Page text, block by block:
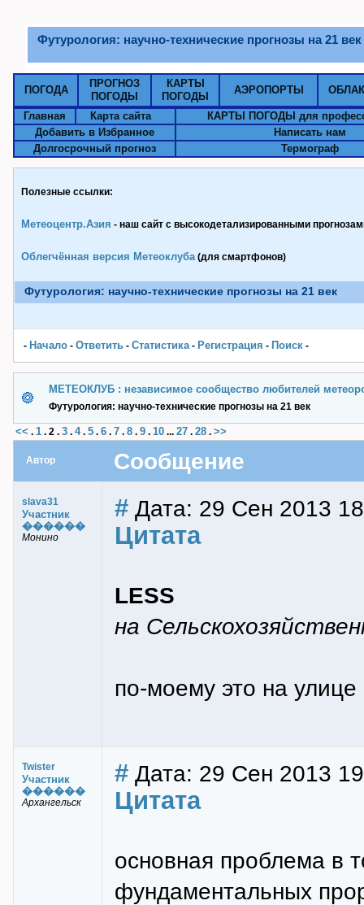
Футурология: научно-технические прогнозы на 21 век
ПОГОДА
ПРОГНОЗ
ПОГОДЫ
КАРТЫ
ПОГОДЫ
АЭРОПОРТЫ
Главная Карта сайта
КАРТЫ ПОГОДЫ для
Добавить в Избранное
Написать нам
Долгосрочный прогноз
Термограф
Полезные ссылки:
Метеоцентр.Азия - наш сайт с высокодетализированными
Облегчённая версия Метеоклуба(для смартфонов)
Футурология: научно-технические прогнозы на 21 век
- Начало - Ответить - Статистика- Pегистрация - Поиск -
МЕТЕОКЛУБ : независимое сообщество любителей
Футурология: научно-технические прогнозы на 21 век
<< . 1 . 2 . 3 . 4. 5 . 6 . 7 . 8 . 9 . 10 ... 27 . 28 . >>
Автор Сообщение
slava31
Участник
������
Монино
# Дата: 29 Сен 2013
Цитата
LESS
на
по-моему это на
Twister
Участник
������
Архангельск
# Дата: 29 Сен 2013
Цитата
основная проблема в
фундаментальных